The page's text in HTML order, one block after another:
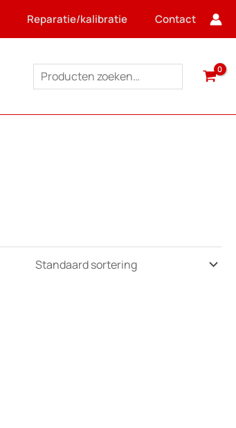
Reparatie/kalibratie Contact
Zoeken